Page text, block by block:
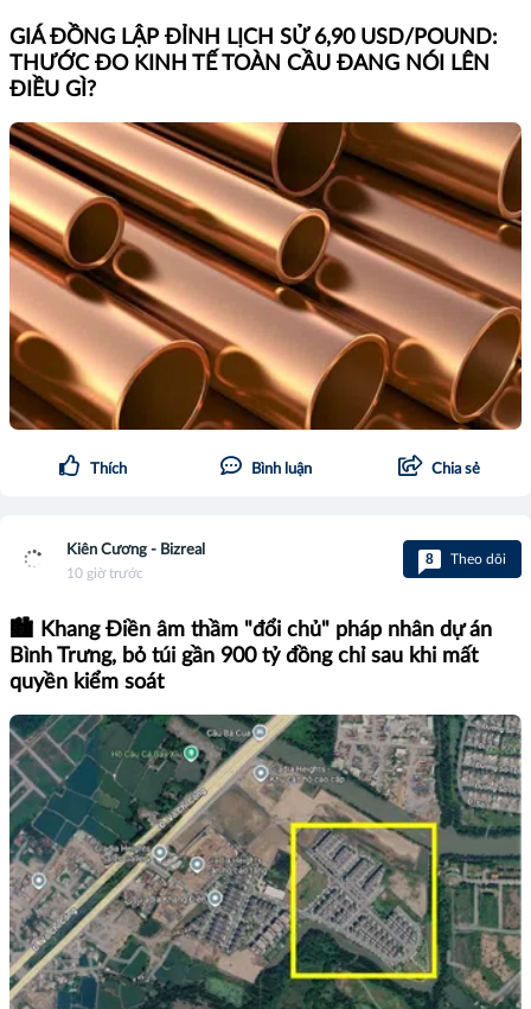
GIÁ ĐỒNG LẬP ĐỈNH LỊCH SỬ 6,90 USD/POUND:
THƯỚC ĐO KINH TẾ TOÀN CẦU ĐANG NÓI LÊN
ĐIỀU GÌ?
Thích Bình luận Chia sẻ
Kiên Cương - Bizreal
10 giờ trước
8 Theo dõi
🏙️ Khang Điền âm thầm "đổi chủ" pháp nhân dự án
Bình Trưng, bỏ túi gần 900 tỷ đồng chỉ sau khi mất
quyền kiểm soát